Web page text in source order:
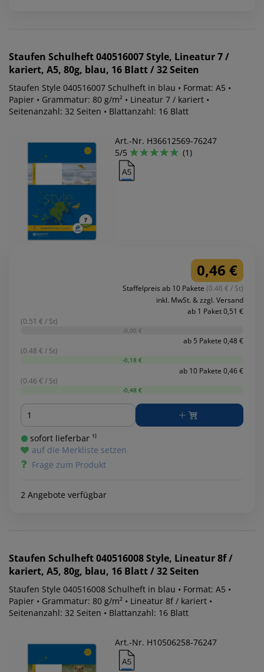
Staufen Schulheft 040516007 Style, Lineatur 7 /
kariert, A5, 80g, blau, 16 Blatt / 32 Seiten
Staufen Style 040516007 Schulheft in blau • Format: A5 •
Papier • Grammatur: 80 g/m² • Lineatur 7 / kariert •
Seitenanzahl: 32 Seiten • Blattanzahl: 16 Blatt
Art.-Nr. H36612569-76247
5/5
(1)
0,46 €
Staffelpreis ab 10 Pakete (0.46 € / St)
inkl. MwSt. & zzgl. Versand
ab 1 Paket 0,51 €
(0.51 € / St)
-0,00 €
ab 5 Pakete 0,48 €
(0.48 € / St)
-0,18 €
ab 10 Pakete 0,46 €
(0.46 € / St)
-0,48 €
Menge
sofort lieferbar ¹⁾
auf die Merkliste setzen
Frage zum Produkt
2 Angebote verfügbar
Staufen Schulheft 040516008 Style, Lineatur 8f /
kariert, A5, 80g, blau, 16 Blatt / 32 Seiten
Staufen Style 040516008 Schulheft in blau • Format: A5 •
Papier • Grammatur: 80 g/m² • Lineatur 8f / kariert •
Seitenanzahl: 32 Seiten • Blattanzahl: 16 Blatt
Art.-Nr. H10506258-76247